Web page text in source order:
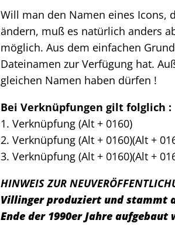
Will man den Namen eines Icons,
ändern, muß es natürlich anders
möglich. Aus dem einfachen
Dateinamen zur Verfügung hat.
gleichen Namen haben dürfen !
Bei Verknüpfungen gilt folglich :
1. Verknüpfung (Alt + 0160)
2. Verknüpfung (Alt + 0160)(Alt +
3. Verknüpfung (Alt + 0160)(Alt +
HINWEIS ZUR
Villinger produziert und stammt
Ende der 1990er Jahre aufgebaut